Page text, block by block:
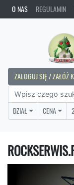
O NAS REGULAMIN
ZALOGUJ SIĘ / ZAŁÓŻ
DZIAŁ CENA